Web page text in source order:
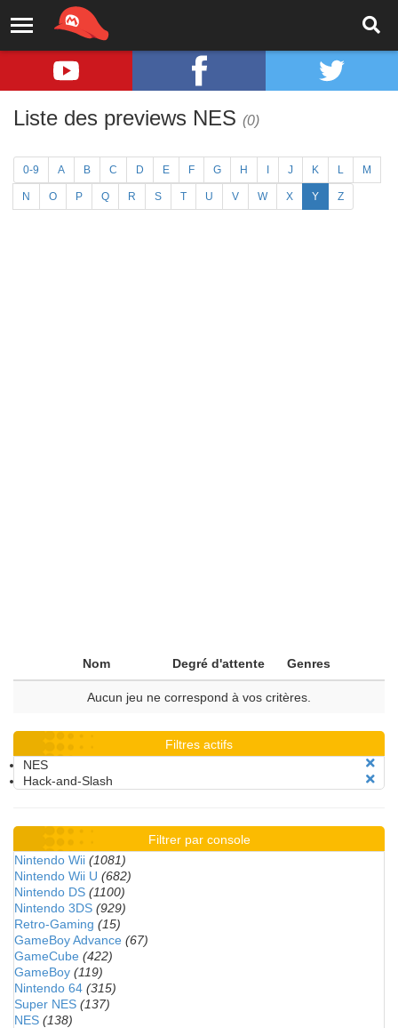
Liste des previews NES (0)
0-9 A B C D E F G H J K L M
N O P Q R S T U V W X Y Z
Nom Degré d'attente Genres
Aucun jeu ne correspond à vos critères.
Filtres actifs
NES
Hack-and-Slash
Filtrer par console
Nintendo Wii (1081)
Nintendo Wii U (682)
Nintendo DS (1100)
Nintendo 3DS (929)
Retro-Gaming (15)
GameBoy Advance (67)
GameCube (422)
GameBoy (119)
Nintendo 64 (315)
Super NES (137)
NES (138)